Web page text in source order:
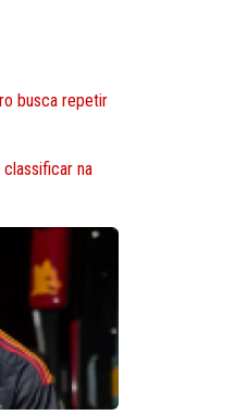
busca repetir
na